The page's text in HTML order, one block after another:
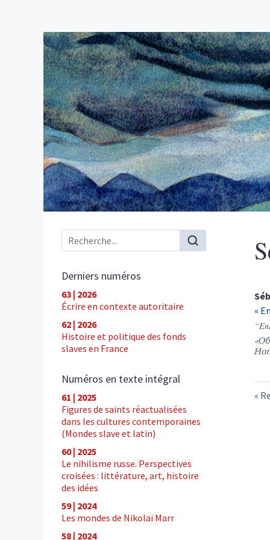
Menu principal
Derniers numéros
63 | 2026
Écrire en contexte autoritaire
62 | 2026
Histoire et politique des fonds
slaves en France
Numéros en texte intégral
61 | 2025
Figures de saints réactualisées
dans les cultures contemporaines
(Mondes slave et latin)
60 | 2025
Le nihilisme russe. Perspectives
croisées : littérature, art, histoire
des idées
59 | 2024
Les mondes de Nikolaï Marr
58 | 2024
«